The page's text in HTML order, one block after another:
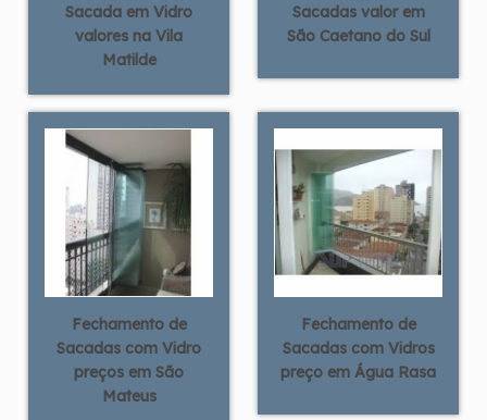
Sacada em Vidro
valores na Vila
Matilde
Sacadas valor em
São Caetano do Sul
Fechamento de
Sacadas com Vidro
preços em São
Mateus
Fechamento de
Sacadas com Vidros
preço em Água Rasa